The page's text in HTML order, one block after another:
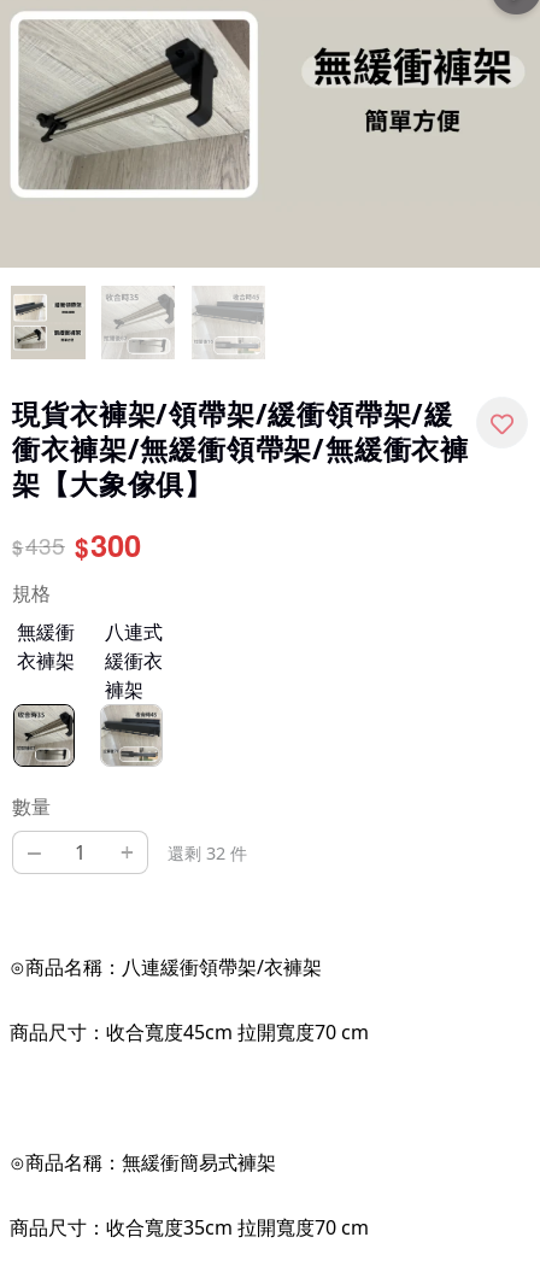
現貨衣褲架/領帶架/緩衝領帶架/緩
衝衣褲架/無緩衝領帶架/無緩衝衣褲
架【大象傢俱】
$435 $300
規格
無緩衝
衣褲架
八連式
緩衝衣
褲架
數量
– + 還剩 32 件
⊙商品名稱：八連緩衝領帶架/衣褲架
商品尺寸：收合寬度45cm 拉開寬度70 cm
⊙商品名稱：無緩衝簡易式褲架
商品尺寸：收合寬度35cm 拉開寬度70 cm